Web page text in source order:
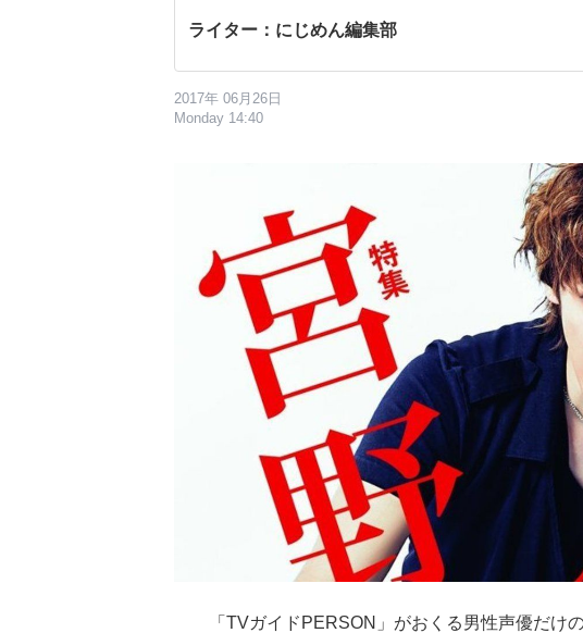
ライター：にじめん編集部
2017年 06月26日
Monday 14:40
「TVガイドPERSON」がおくる男性声優だけ